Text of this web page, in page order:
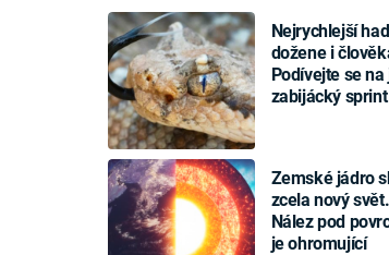
Nejrychlejší
dožene i
Podívejte se na
zabijácký sprint
Zemské jádro
zcela nový svět.
Nález pod
je ohromující